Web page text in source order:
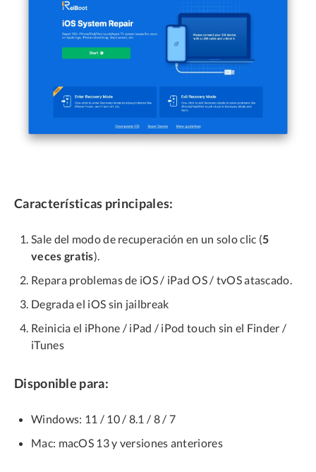
Características principales:
Sale del modo de recuperación en un solo clic (5
veces gratis).
Repara problemas de iOS / iPad OS / tvOS atascado.
Degrada el iOS sin jailbreak
Reinicia el iPhone / iPad / iPod touch sin el Finder /
iTunes
Disponible para:
Windows: 11 / 10 / 8.1 / 8 / 7
Mac: macOS 13 y versiones anteriores